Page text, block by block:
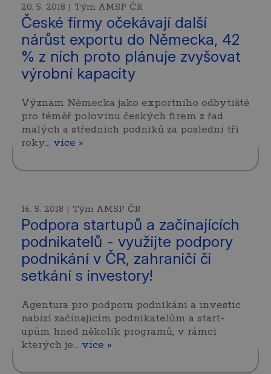
20. 5. 2018 | Tým AMSP ČR
České firmy očekávají další
nárůst exportu do Německa, 42
% z nich proto plánuje zvyšovat
výrobní kapacity
Význam Německa jako exportního odbytiště
pro téměř polovinu českých firem z řad
malých a středních podniků za poslední tři
roky… více »
16. 5. 2018 | Tým AMSP ČR
Podpora startupů a začínajících
podnikatelů - využijte podpory
podnikání v ČR, zahraničí či
setkání s investory!
Agentura pro podporu podnikání a investic
nabízí začínajícím podnikatelům a start-
upům hned několik programů, v rámci
kterých je… více »